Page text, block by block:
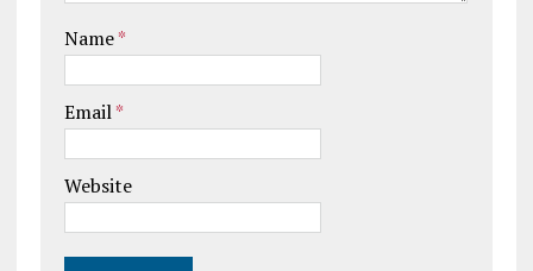
Name*
Email*
Website